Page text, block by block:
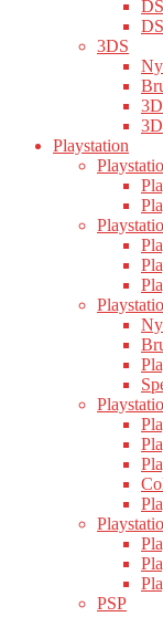
3DS
Playstation
PSP